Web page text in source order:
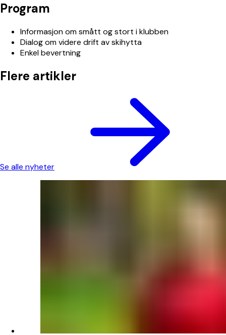
Program
Informasjon om smått og stort i klubben
Dialog om videre drift av skihytta
Enkel bevertning
Flere artikler
Se alle nyheter